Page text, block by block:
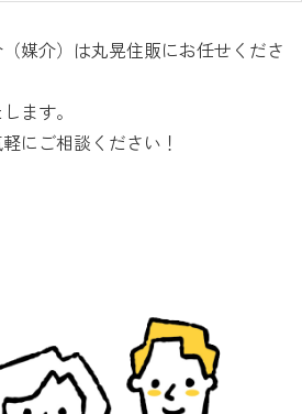
媒介）は丸晃住販にお任せくださ
ます。
にご相談ください！